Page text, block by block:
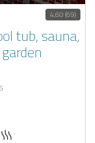
4,60 (69)
tub, sauna,
4habitaciones: 2
de baños: 2
en Casapilot